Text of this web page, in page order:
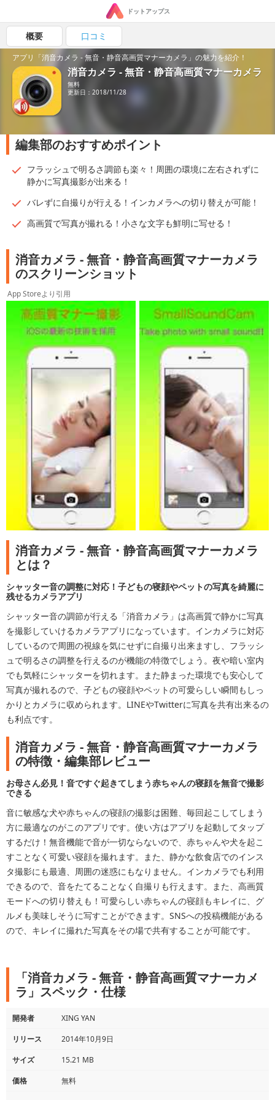
ドットアップス
概要 口コミ
アプリ「消音カメラ - 無音・静音高画質マナーカメラ」の魅力を紹介！
消音カメラ - 無音・静音高画質マナーカメラ
無料
更新日：2018/11/28
編集部のおすすめポイント
フラッシュで明るさ調節も楽々！周囲の環境に左右されずに
静かに写真撮影が出来る！
バレずに自撮りが行える！インカメラへの切り替えが可能！
高画質で写真が撮れる！小さな文字も鮮明に写せる！
消音カメラ - 無音・静音高画質マナーカメラ
のスクリーンショット
App Storeより引用
消音カメラ - 無音・静音高画質マナーカメラ
とは？
シャッター音の調整に対応！子どもの寝顔やペットの写真を綺麗に
残せるカメラアプリ
シャッター音の調節が行える「消音カメラ」は高画質で静かに写真
を撮影していけるカメラアプリになっています。インカメラに対応
しているので周囲の視線を気にせずに自撮り出来ますし、フラッシ
ュで明るさの調整を行えるのが機能の特徴でしょう。夜や暗い室内
でも気軽にシャッターを切れます。また静まった環境でも安心して
写真が撮れるので、子どもの寝顔やペットの可愛らしい瞬間もしっ
かりとカメラに収められます。LINEやTwitterに写真を共有出来るの
も利点です。
消音カメラ - 無音・静音高画質マナーカメラ
の特徴・編集部レビュー
お母さん必見！音ですぐ起きてしまう赤ちゃんの寝顔を無音で撮影
できる
音に敏感な犬や赤ちゃんの寝顔の撮影は困難、毎回起こしてしまう
方に最適なのがこのアプリです。使い方はアプリを起動してタップ
するだけ！無音機能で音が一切ならないので、赤ちゃんや犬を起こ
すことなく可愛い寝顔を撮れます。また、静かな飲食店でのインス
タ撮影にも最適、周囲の迷惑にもなりません。インカメラでも利用
できるので、音をたてることなく自撮りも行えます。また、高画質
モードへの切り替えも！可愛らしい赤ちゃんの寝顔もキレイに、グ
ルメも美味しそうに写すことができます。SNSへの投稿機能がある
ので、キレイに撮れた写真をその場で共有することが可能です。
「消音カメラ - 無音・静音高画質マナーカメ
ラ」スペック・仕様
開発者
XING YAN
リリース
2014年10月9日
サイズ
15.21 MB
価格
無料